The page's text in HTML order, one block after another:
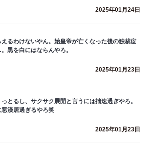
2025年01月24日
るわけないやん。始皇帝が亡くなった後の独裁宦
黒を白にはならんやろ。
2025年01月23日
とるし、サクサク展開と言うには拙速過ぎやろ。
漢居過ぎるやろ笑
2025年01月23日